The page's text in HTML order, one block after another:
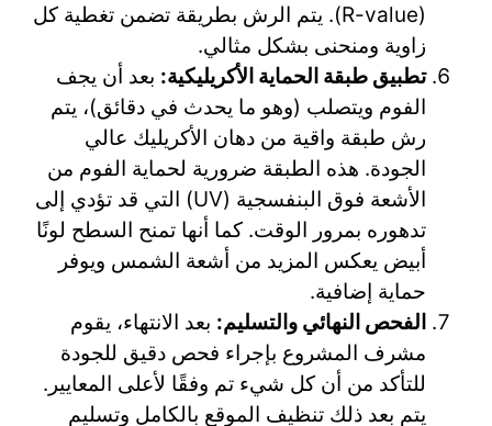
(R-value). يتم الرش بطريقة تضمن تغطية كل
زاوية ومنحنى بشكل مثالي.
تطبيق طبقة الحماية الأكريليكية: بعد أن يجف
الفوم ويتصلب (وهو ما يحدث في دقائق)، يتم
رش طبقة واقية من دهان الأكريليك عالي
الجودة. هذه الطبقة ضرورية لحماية الفوم من
الأشعة فوق البنفسجية (UV) التي قد تؤدي إلى
تدهوره بمرور الوقت. كما أنها تمنح السطح لونًا
أبيض يعكس المزيد من أشعة الشمس ويوفر
حماية إضافية.
الفحص النهائي والتسليم: بعد الانتهاء، يقوم
مشرف المشروع بإجراء فحص دقيق للجودة
للتأكد من أن كل شيء تم وفقًا لأعلى المعايير.
يتم بعد ذلك تنظيف الموقع بالكامل وتسليم